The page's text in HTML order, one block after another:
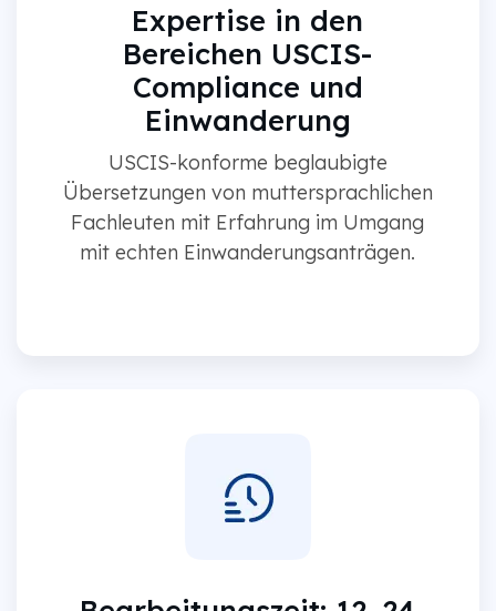
Expertise in den
Bereichen USCIS-
Compliance und
Einwanderung
USCIS-konforme beglaubigte
Übersetzungen von muttersprachlichen
Fachleuten mit Erfahrung im Umgang
mit echten Einwanderungsanträgen.